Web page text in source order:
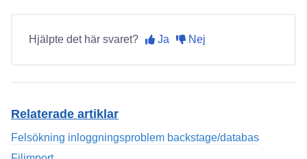
Hjälpte det här svaret? Ja Nej
Relaterade artiklar
Felsökning inloggningsproblem backstage/databas